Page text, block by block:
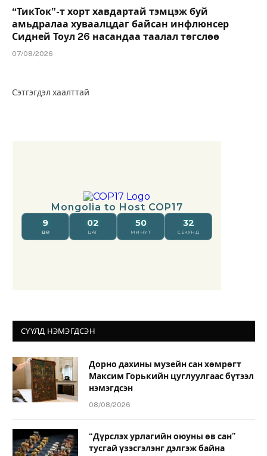
“ТикТок”-т хорт хавдартай тэмцэж буй
амьдралаа хуваалцдаг байсан инфлюнсер
Сидней Тоул 26 насандаа таалал төгслөө
07/08/2026
Сэтгэгдэл хаалттай
СҮҮЛД НЭМЭГДСЭН
Дорно дахины музейн сан хөмрөгт
Максим Горькийн цуглуулгаас бүтээл
нэмэгдсэн
08/08/2026
“Дүрслэх урлагийн оюуны өв сан”
тусгай үзэсгэлэнг дэлгэж байна